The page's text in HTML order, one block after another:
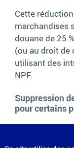
Cette
marchandises
douane de 25
(ou au droit de
utilisant des
NPF.
Suppression
pour certains
l'aluminium